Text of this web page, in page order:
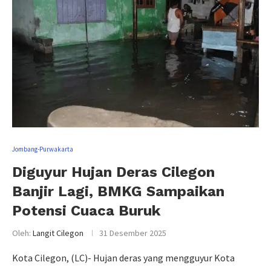
Jombang-Purwakarta
Diguyur Hujan Deras Cilegon
Banjir Lagi, BMKG Sampaikan
Potensi Cuaca Buruk
Oleh: Langit Cilegon 31 Desember 2025
Kota Cilegon, (LC)- Hujan deras yang mengguyur Kota